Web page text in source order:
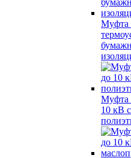
Муфта
Муфта
10 кВ